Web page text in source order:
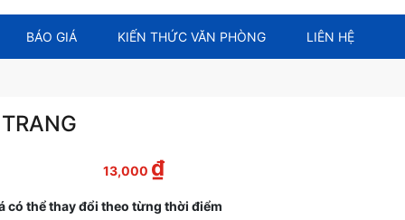
BÁO GIÁ KIẾN THỨC VĂN PHÒNG LIÊN HỆ
13,000 ₫
có thể thay đổi theo từng thời điểm